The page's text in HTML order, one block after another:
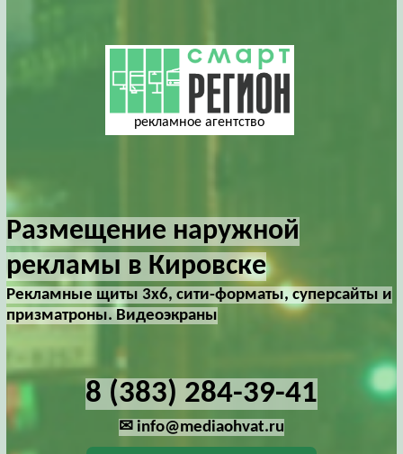
рекламное агентство
Размещение наружной
рекламы в Кировске
Рекламные щиты 3х6, сити-форматы, суперсайты и
призматроны. Видеоэкраны
8 (383) 284-39-41
✉ info@mediaohvat.ru